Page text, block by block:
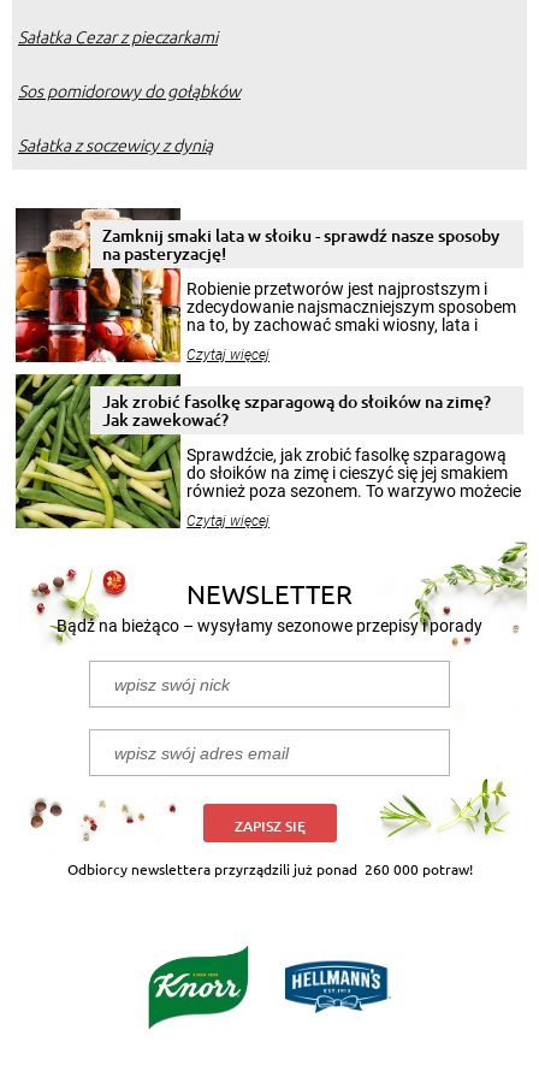
Sałatka Cezar z pieczarkami
Sos pomidorowy do gołąbków
Sałatka z soczewicy z dynią
Zamknij smaki lata w słoiku - sprawdź nasze sposoby
na pasteryzację!
Robienie przetworów jest najprostszym i
zdecydowanie najsmaczniejszym sposobem
na to, by zachować smaki wiosny, lata i
krajobrazów, by cieszyć nimi oko w sezonie
pełni poczuć atmosferę cieplejszych
miesięcy. Przygotowanie słoików ze
patenty, które pozwolą zachować świeżość
przetworów.
Czytaj więcej
Jak zrobić fasolkę szparagową do słoików na zimę?
Jak zawekować?
Sprawdźcie, jak zrobić fasolkę szparagową
do słoików na zimę i cieszyć się jej smakiem
również poza sezonem. To warzywo możecie
nasze propozycje!
Czytaj więcej
NEWSLETTER
Bądź na bieżąco – wysyłamy sezonowe przepisy i porady
ZAPISZ SIĘ
Odbiorcy newslettera przyrządzili już ponad 260 000 potraw!